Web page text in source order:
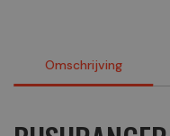
Omschrijving